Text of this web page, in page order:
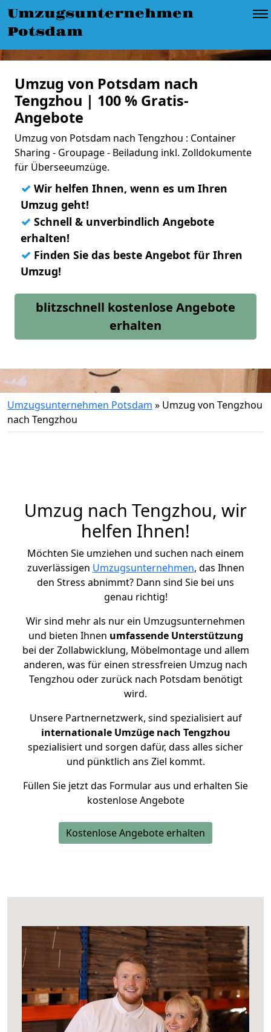
Umzugsunternehmen
Potsdam
Umzug von Potsdam nach
Tengzhou | 100 % Gratis-
Angebote
Umzug von Potsdam nach Tengzhou : Container
Sharing - Groupage - Beiladung inkl. Zolldokumente
für Überseeumzüge.
✓ Wir helfen Ihnen, wenn es um Ihren
Umzug geht!
✓ Schnell & unverbindlich Angebote
erhalten!
✓ Finden Sie das beste Angebot für Ihren
Umzug!
blitzschnell kostenlose Angebote
erhalten
Umzugsunternehmen Potsdam » Umzug von Tengzhou
nach Tengzhou
Umzug nach Tengzhou, wir
helfen Ihnen!
Möchten Sie umziehen und suchen nach einem
zuverlässigen Umzugsunternehmen, das Ihnen
den Stress abnimmt? Dann sind Sie bei uns
genau richtig!
Wir sind mehr als nur ein Umzugsunternehmen
und bieten Ihnen umfassende Unterstützung
bei der Zollabwicklung, Möbelmontage und allem
anderen, was für einen stressfreien Umzug nach
Tengzhou oder zurück nach Potsdam benötigt
wird.
Unsere Partnernetzwerk, sind spezialisiert auf
internationale Umzüge nach Tengzhou
spezialisiert und sorgen dafür, dass alles sicher
und pünktlich ans Ziel kommt.
Füllen Sie jetzt das Formular aus und erhalten Sie
kostenlose Angebote
Kostenlose Angebote erhalten